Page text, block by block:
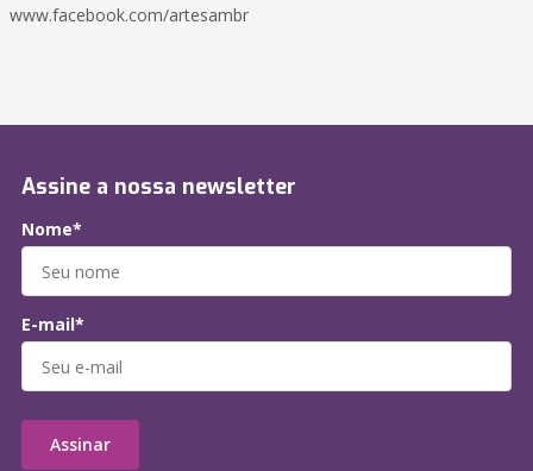
www.facebook.com/artesambr
Assine a nossa newsletter
Nome*
E-mail*
Assinar